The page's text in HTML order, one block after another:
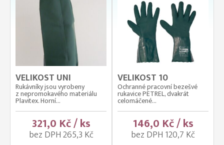
VELIKOST UNI
Rukávníky jsou vyrobeny
z nepromokavého materiálu
Plavitex. Horní...
321,0 Kč / ks
bez DPH 265,3 Kč
VELIKOST 10
Ochranné pracovní bezešvé
rukavice PETREL, dvakrát
celomáčené...
146,0 Kč / ks
bez DPH 120,7 Kč